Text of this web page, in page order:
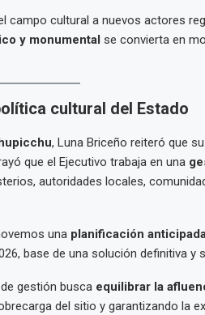
campo cultural a nuevos actores
y monumental se convierta en
cultural del Estado
, Luna Briceño reiteró que
que el Ejecutivo trabaja en una
autoridades locales,
una planificación
base de una solución definitiva y
gestión busca equilibrar la
del sitio y garantizando la